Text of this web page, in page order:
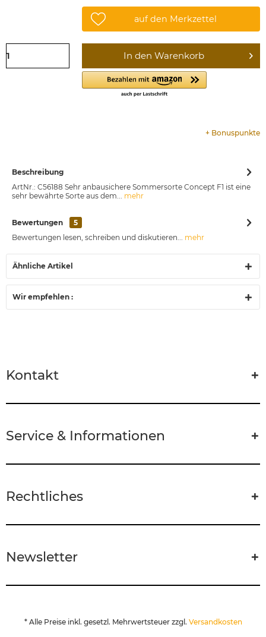
auf den Merkzettel
In den Warenkorb
+ Bonuspunkte
Beschreibung
ArtNr.: C56188 Sehr anbausichere Sommersorte Concept F1 ist eine
sehr bewährte Sorte aus dem... mehr
Bewertungen
5
Bewertungen lesen, schreiben und diskutieren... mehr
Ähnliche Artikel
Wir empfehlen :
Kontakt
Service & Informationen
Rechtliches
Newsletter
* Alle Preise inkl. gesetzl. Mehrwertsteuer zzgl. Versandkosten